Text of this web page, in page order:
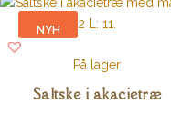
NYH
På lager
Saltske i akacietræ